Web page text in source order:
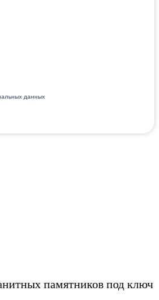
данных
памятников под ключ